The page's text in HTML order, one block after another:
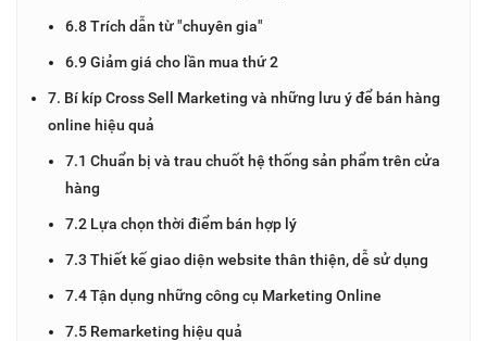
6.8 Trích dẫn từ "chuyên gia"
6.9 Giảm giá cho lần mua thứ 2
7. Bí kíp Cross Sell Marketing và những lưu ý để bán hàng
online hiệu quả
7.1 Chuẩn bị và trau chuốt hệ thống sản phẩm trên cửa
hàng
7.2 Lựa chọn thời điểm bán hợp lý
7.3 Thiết kế giao diện website thân thiện, dễ sử dụng
7.4 Tận dụng những công cụ Marketing Online
7.5 Remarketing hiệu quả